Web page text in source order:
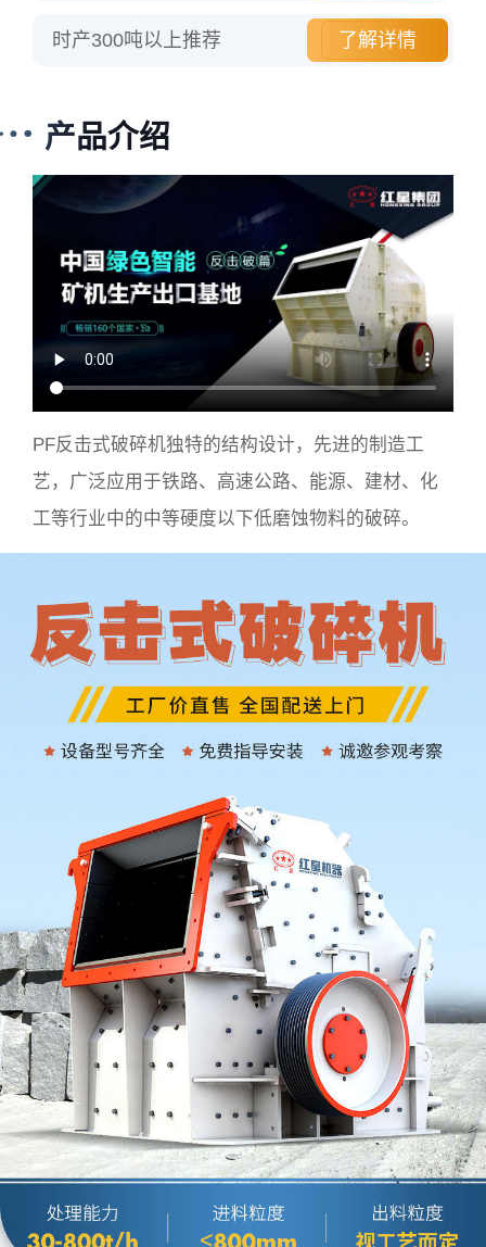
时产300吨以上推荐 了解详情
产品介绍
PF反击式破碎机独特的结构设计，先进的制造工
艺，广泛应用于铁路、高速公路、能源、建材、化
工等行业中的中等硬度以下低磨蚀物料的破碎。